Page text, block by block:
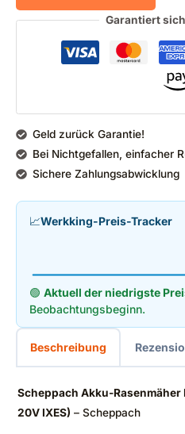
Garantiert
Geld zurück Garantie!
Bei Nichtgefallen, einfacher
Sichere Zahlungsabwicklung
📈Werkking-Preis-Tracker
🟢 Aktuell der niedrigste
Beobachtungsbeginn.
Beschreibung
Scheppach Akku-
20V IXES) – Scheppach